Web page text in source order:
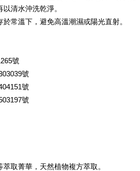
清水沖洗乾淨。
常溫下，避免高溫潮濕或陽光直射。
號
號
號
號
取菁華，天然植物複方萃取。